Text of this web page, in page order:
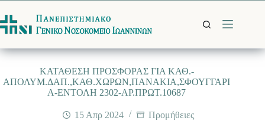
στο
περιεχόμενο
ΚΑΤΑΘΕΣΗ ΠΡΟΣΦΟΡΑΣ ΓΙΑ ΚΑΘ.-
ΑΠΟΛΥΜ.ΔΑΠ.,ΚΑΘ.ΧΩΡΩΝ,ΠΑΝΑΚΙΑ,ΣΦΟΥΓΓΑΡΙ
Α-ΕΝΤΟΛΗ 2302-ΑΡ.ΠΡΩΤ.10687
15 Απρ 2024 Προμήθειες